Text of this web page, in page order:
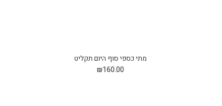
מתי כספי סוף היום תקליט
₪160.00